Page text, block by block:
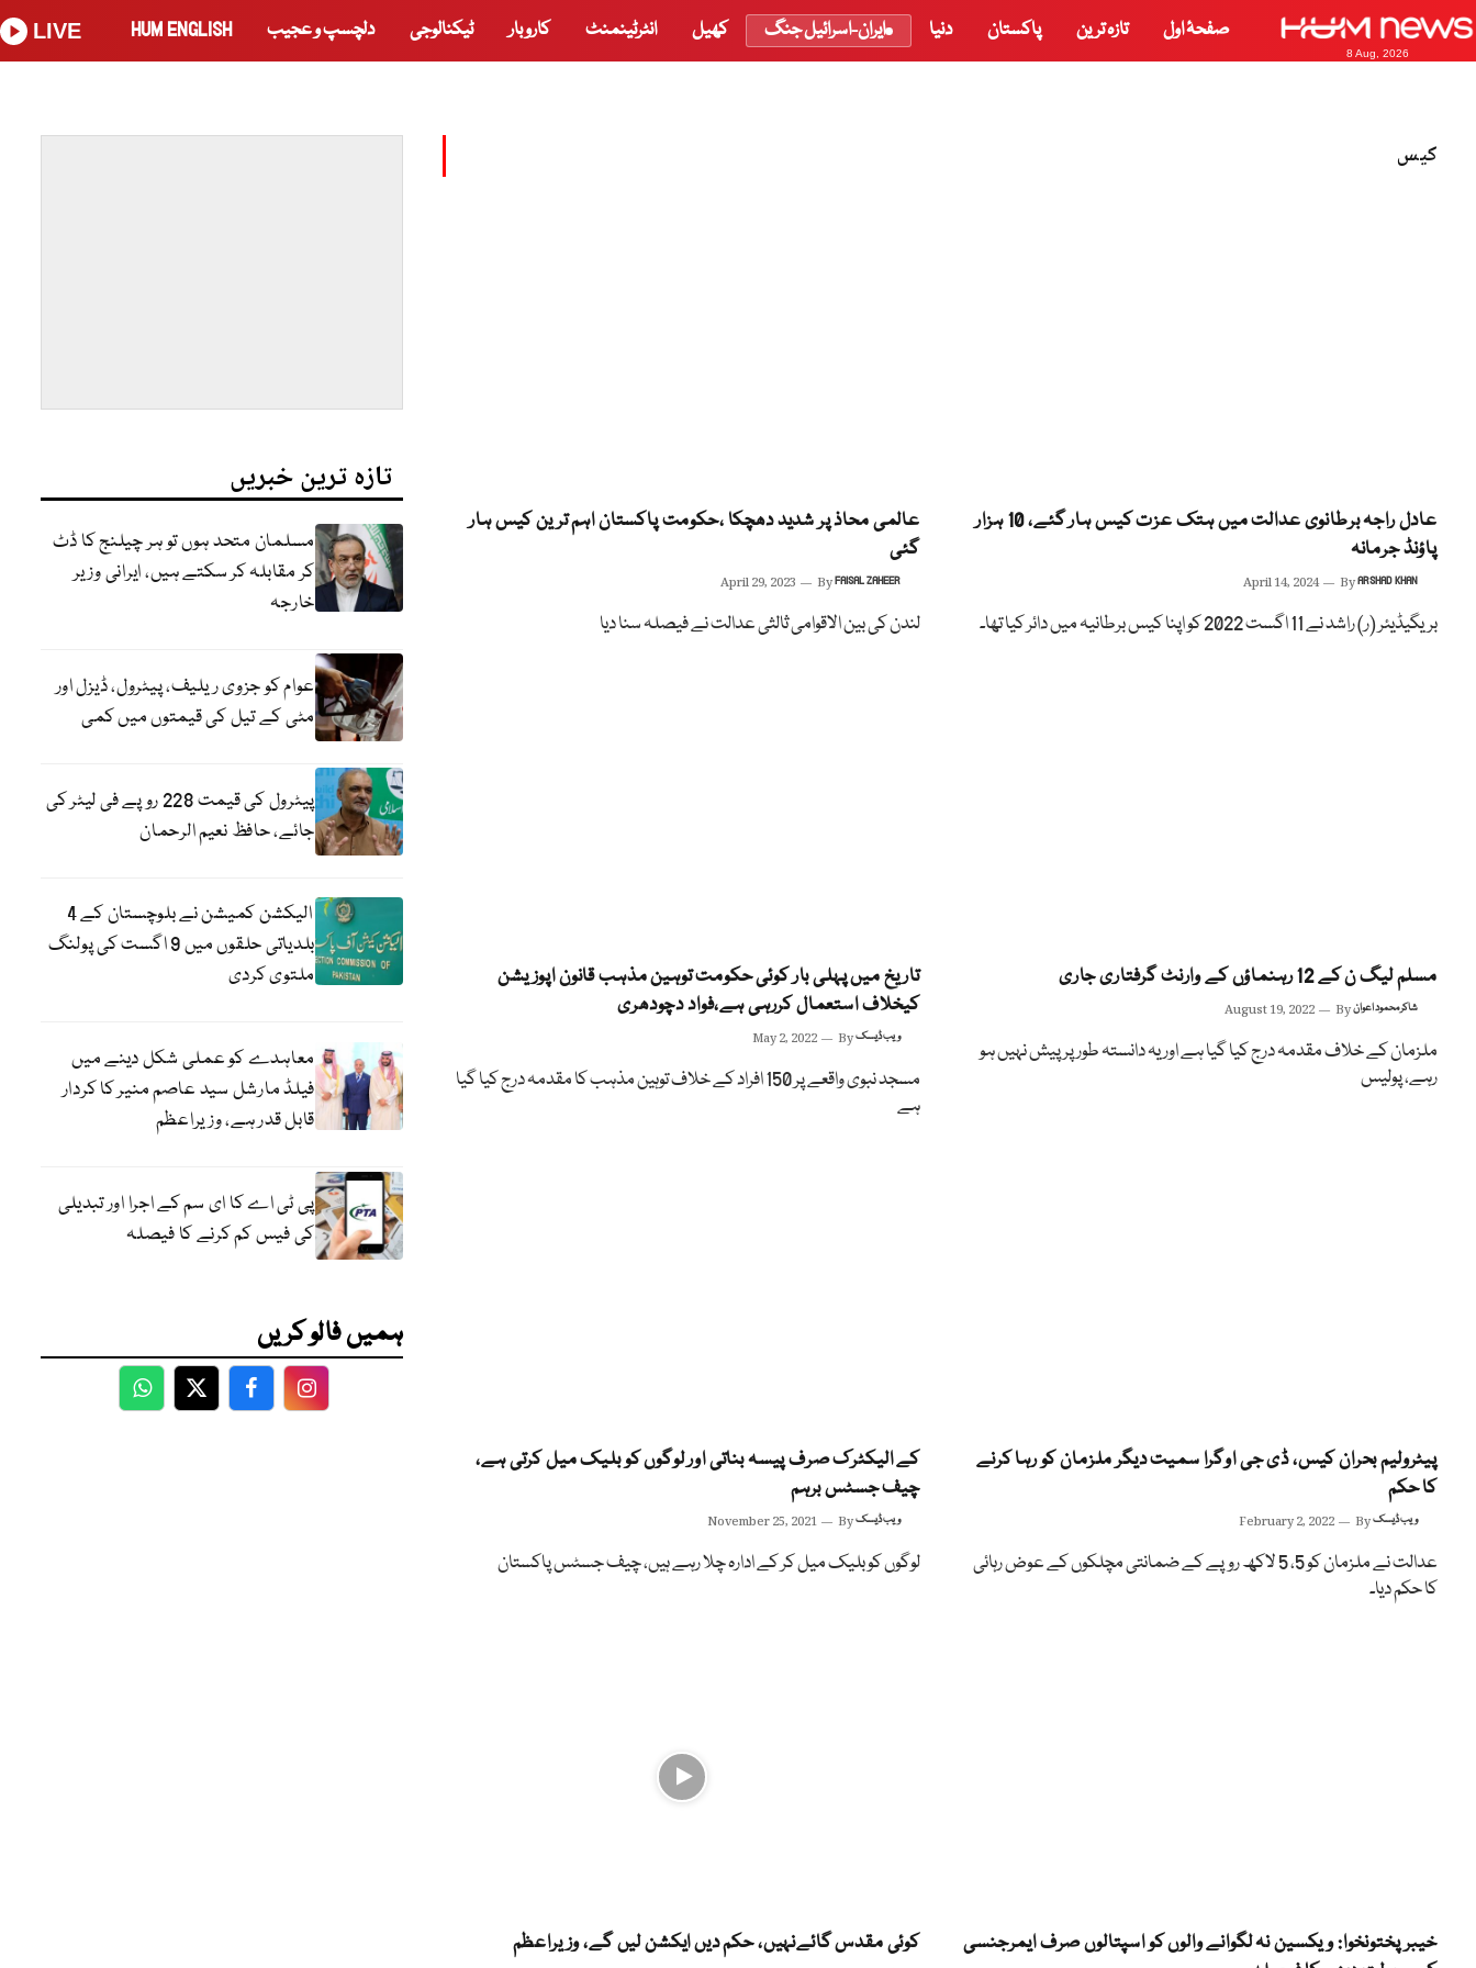
8 Aug, 2026
صفحۂ اول تازہ ترین پاکستان دنیا ایران-اسرائیل جنگ کھیل انٹرٹینمنٹ کاروبار ٹیکنالوجی دلچسپ و عجیب HUM ENGLISH
LIVE
کیس
عادل راجہ برطانوی عدالت میں ہتک عزت کیس ہار گئے، 10 ہزار
پاؤنڈ جرمانہ
April 14, 2024 ByARSHAD KHAN
بریگیڈیئر (ر) راشد نے 11 اگست 2022 کو اپنا کیس برطانیہ میں دائر کیا تھا۔
عالمی محاذ پر شدید دھچکا ،حکومت پاکستان اہم ترین کیس ہار
گئی
April 29, 2023 ByFAISAL ZAHEER
لندن کی بین الاقوامی ثالثی عدالت نے فیصلہ سنا دیا
مسلم لیگ ن کے 12 رہنماؤں کے وارنٹ گرفتاری جاری
August 19, 2022 Byشاکر محمود اعوان
ملزمان کے خلاف مقدمہ درج کیا گیا ہے اور یہ دانستہ طور پر پیش نہیں ہو
رہے، پولیس
تاریخ میں پہلی بار کوئی حکومت توہین مذہب قانون اپوزیشن
کیخلاف استعمال کررہی ہے،فواد دچودھری
May 2, 2022 Byویب ڈیسک
مسجد نبوی واقعے پر 150 افراد کے خلاف توہین مذہب کا مقدمہ درج کیا گیا
ہے
‏پیٹرولیم بحران کیس، ڈی جی اوگرا سمیت دیگر ملزمان کو رہا کرنے
کا حکم
February 2, 2022 Byویب ڈیسک
عدالت نے ملزمان کو 5، 5 لاکھ روپے کے ضمانتی مچلکوں کے عوض رہائی
کا حکم دیا۔
کے الیکٹرک صرف پیسہ بناتی اور لوگوں کو بلیک میل کرتی ہے،
چیف جسٹس برہم
November 25, 2021 Byویب ڈیسک
لوگوں کو بلیک میل کر کے ادارہ چلا رہے ہیں، چیف جسٹس پاکستان
خیبرپختونخوا: ویکسین نہ لگوانے والوں کو اسپتالوں صرف ایمرجنسی
کوئی مقدس گائےنہیں، حکم دیں ایکشن لیں گے، وزیراعظم
تازہ ترین خبریں
مسلمان متحد ہوں تو ہر چیلنج کا ڈٹ
کر مقابلہ کر سکتے ہیں، ایرانی وزیر
خارجہ
عوام کو جزوی ریلیف، پیٹرول، ڈیزل اور
مٹی کے تیل کی قیمتوں میں کمی
پیٹرول کی قیمت 228 روپے فی لیٹر کی
جائے، حافظ نعیم الرحمان
الیکشن کمیشن نے بلوچستان کے 4
بلدیاتی حلقوں میں 9 اگست کی پولنگ
ملتوی کردی
معاہدے کو عملی شکل دینے میں
فیلڈ مارشل سید عاصم منیر کا کردار
قابل قدر ہے، وزیراعظم
پی ٹی اے کا ای سم کے اجرا اور تبدیلی
کی فیس کم کرنے کا فیصلہ
ہمیں فالو کریں
WhatsApp
TwitterFacebookFacebook